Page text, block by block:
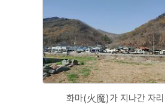
화마(火魔)가 지나간 자리